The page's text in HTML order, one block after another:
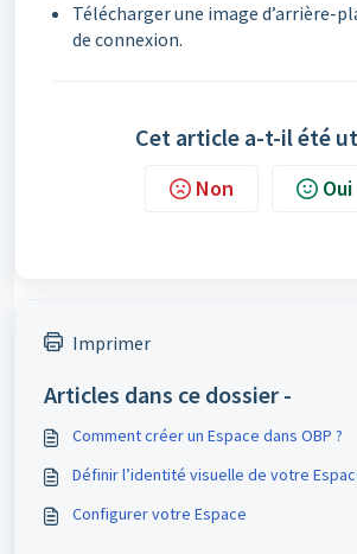
Télécharger une image d’arrière-
de connexion.
Cet article a-t-il été
Non Oui
Imprimer
Articles dans ce dossier -
Comment créer un Espace dans OBP ?
Définir l’identité visuelle de votre
Configurer votre Espace